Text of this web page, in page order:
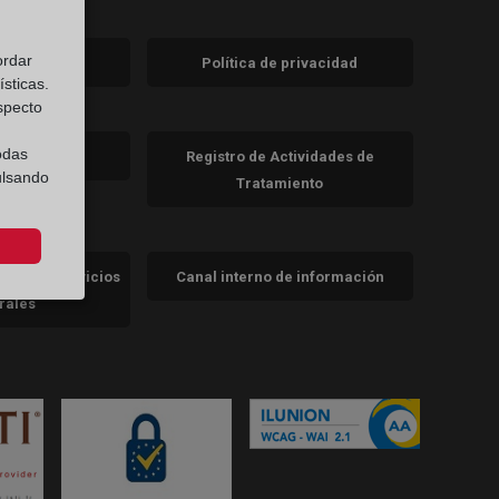
Política de privacidad
cookies
Registro de Actividades de
Tratamiento
de servicios
Canal interno de información